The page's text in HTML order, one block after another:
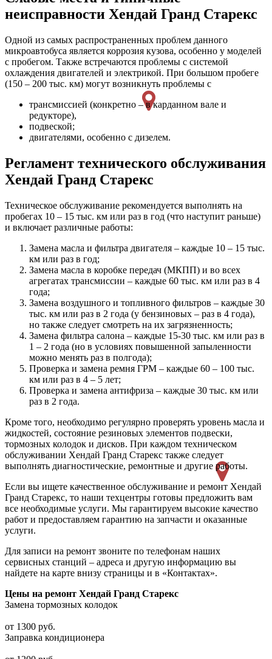
неисправности Хендай Гранд Старекс
Одной из самых распространенных проблем данного
микроавтобуса является коррозия кузова, особенно у моделей
с пробегом. Также встречаются проблемы с системой
охлаждения двигателей и электрикой. При большом пробеге
(150 – 200 тыс. км) могут возникнуть проблемы с
трансмиссией (конкретно – в карданном вале и
редукторе),
подвеской;
двигателями, особенно с дизелем.
Регламент технического обслуживания
Хендай Гранд Старекс
Техническое обслуживание рекомендуется выполнять на
пробегах 10 – 15 тыс. км или раз в год (что наступит раньше)
и включает различные работы:
Замена масла и фильтра двигателя – каждые 10 – 15 тыс.
км или раз в год;
Замена масла в коробке передач (МКПП) и во всех
агрегатах трансмиссии – каждые 60 тыс. км или раз в 4
года;
Замена воздушного и топливного фильтров – каждые 30
тыс. км или раз в 2 года (у бензиновых – раз в 4 года),
но также следует смотреть на их загрязненность;
Замена фильтра салона – каждые 15-30 тыс. км или раз в
1 – 2 года (но в условиях повышенной запыленности
можно менять раз в полгода);
Проверка и замена ремня ГРМ – каждые 60 – 100 тыс.
км или раз в 4 – 5 лет;
Проверка и замена антифриза – каждые 30 тыс. км или
раз в 2 года.
Кроме того, необходимо регулярно проверять уровень масла и
жидкостей, состояние резиновых элементов подвески,
тормозных колодок и дисков. При каждом техническом
обслуживании Хендай Гранд Старекс также следует
выполнять диагностические, ремонтные и другие работы.
Если вы ищете качественное обслуживание и ремонт Хендай
Гранд Старекс, то наши техцентры готовы предложить вам
все необходимые услуги. Мы гарантируем высокие качество
работ и предоставляем гарантию на запчасти и оказанные
услуги.
Для записи на ремонт звоните по телефонам наших
сервисных станций – адреса и другую информацию вы
найдете на карте внизу страницы и в «Контактах».
Цены на ремонт Хендай Гранд Старекс
Замена тормозных колодок
от 1300 руб.
Заправка кондиционера